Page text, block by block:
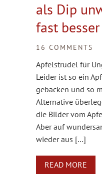
als Dip
fast
16 COMMENTS
Apfelstrudel für
Leider ist so ein
gebacken und so
Alternative
die Bilder vom
Aber auf
wieder aus […]
READ MORE